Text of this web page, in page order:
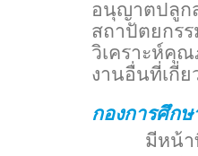
อนุญาตปลูก
สถาปัตยกร
วิเคราะห์คุ
งานอื่นที่เกี่
กองการศึกษ
มีหน้าที่คว